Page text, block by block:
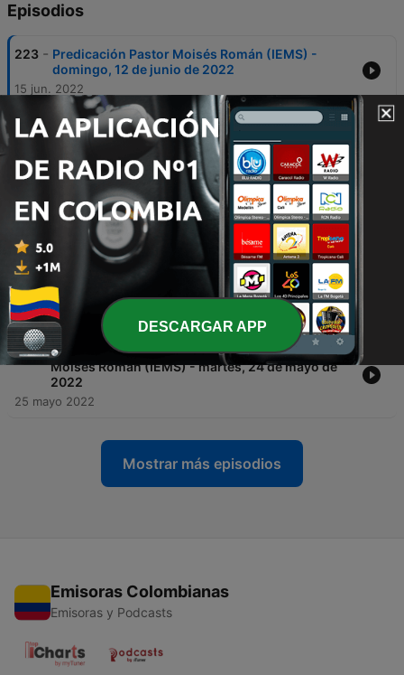
Episodios
223 - Predicación Pastor Moisés Román (IEMS) -
domingo, 12 de junio de 2022
15 jun. 2022
222 -
Estudio Bíblico sobre el Salmo 70 - Pastor
Moisés Román (IEMS) - martes, 7 de junio de
10 jun. 2022
221 -
Predicación Pastor Moisés Román (IEMS) -
domingo, 5 de junio de 2022
08 jun. 2022
Predicación Pastor Moisés Román (IEMS) -
domingo, 29 de mayo de 2022
31 mayo 2022
219 - Estudio Bíblico sobre el Salmo 56 - Pastor
Moisés Román (IEMS) - martes, 24 de mayo de
2022
25 mayo 2022
Mostrar más episodios
Emisoras Colombianas
Emisoras y Podcasts
DESCARGAR APP